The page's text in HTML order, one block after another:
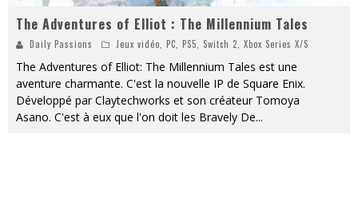
The Adventures of Elliot : The Millennium Tales
Daily Passions Jeux vidéo, PC, PS5, Switch 2, Xbox Series X/S
The Adventures of Elliot: The Millennium Tales est une
aventure charmante. C'est la nouvelle IP de Square Enix.
Développé par Claytechworks et son créateur Tomoya
Asano. C'est à eux que l'on doit les Bravely De...